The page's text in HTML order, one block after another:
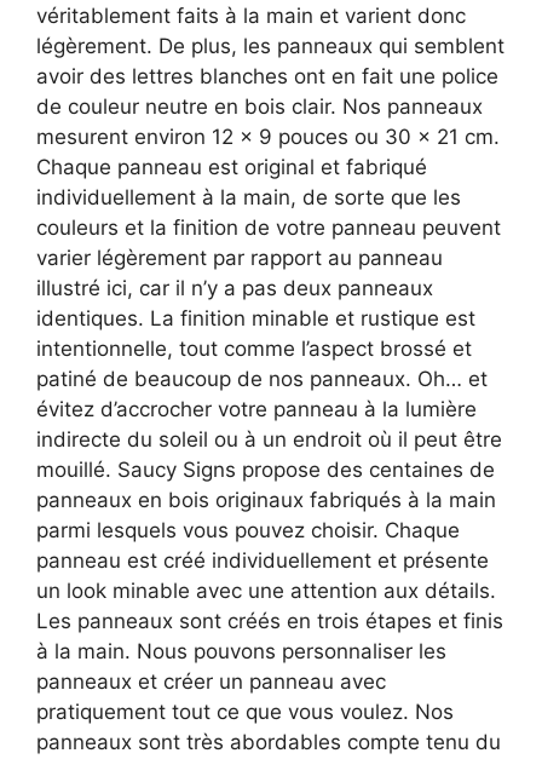
véritablement faits à la main et varient donc
légèrement. De plus, les panneaux qui semblent
avoir des lettres blanches ont en fait une police
de couleur neutre en bois clair. Nos panneaux
mesurent environ 12 x 9 pouces ou 30 x 21 cm.
Chaque panneau est original et fabriqué
individuellement à la main, de sorte que les
couleurs et la finition de votre panneau peuvent
varier légèrement par rapport au panneau
illustré ici, car il n’y a pas deux panneaux
identiques. La finition minable et rustique est
intentionnelle, tout comme l’aspect brossé et
patiné de beaucoup de nos panneaux. Oh… et
évitez d’accrocher votre panneau à la lumière
indirecte du soleil ou à un endroit où il peut être
mouillé. Saucy Signs propose des centaines de
panneaux en bois originaux fabriqués à la main
parmi lesquels vous pouvez choisir. Chaque
panneau est créé individuellement et présente
un look minable avec une attention aux détails.
Les panneaux sont créés en trois étapes et finis
à la main. Nous pouvons personnaliser les
panneaux et créer un panneau avec
pratiquement tout ce que vous voulez. Nos
panneaux sont très abordables compte tenu du